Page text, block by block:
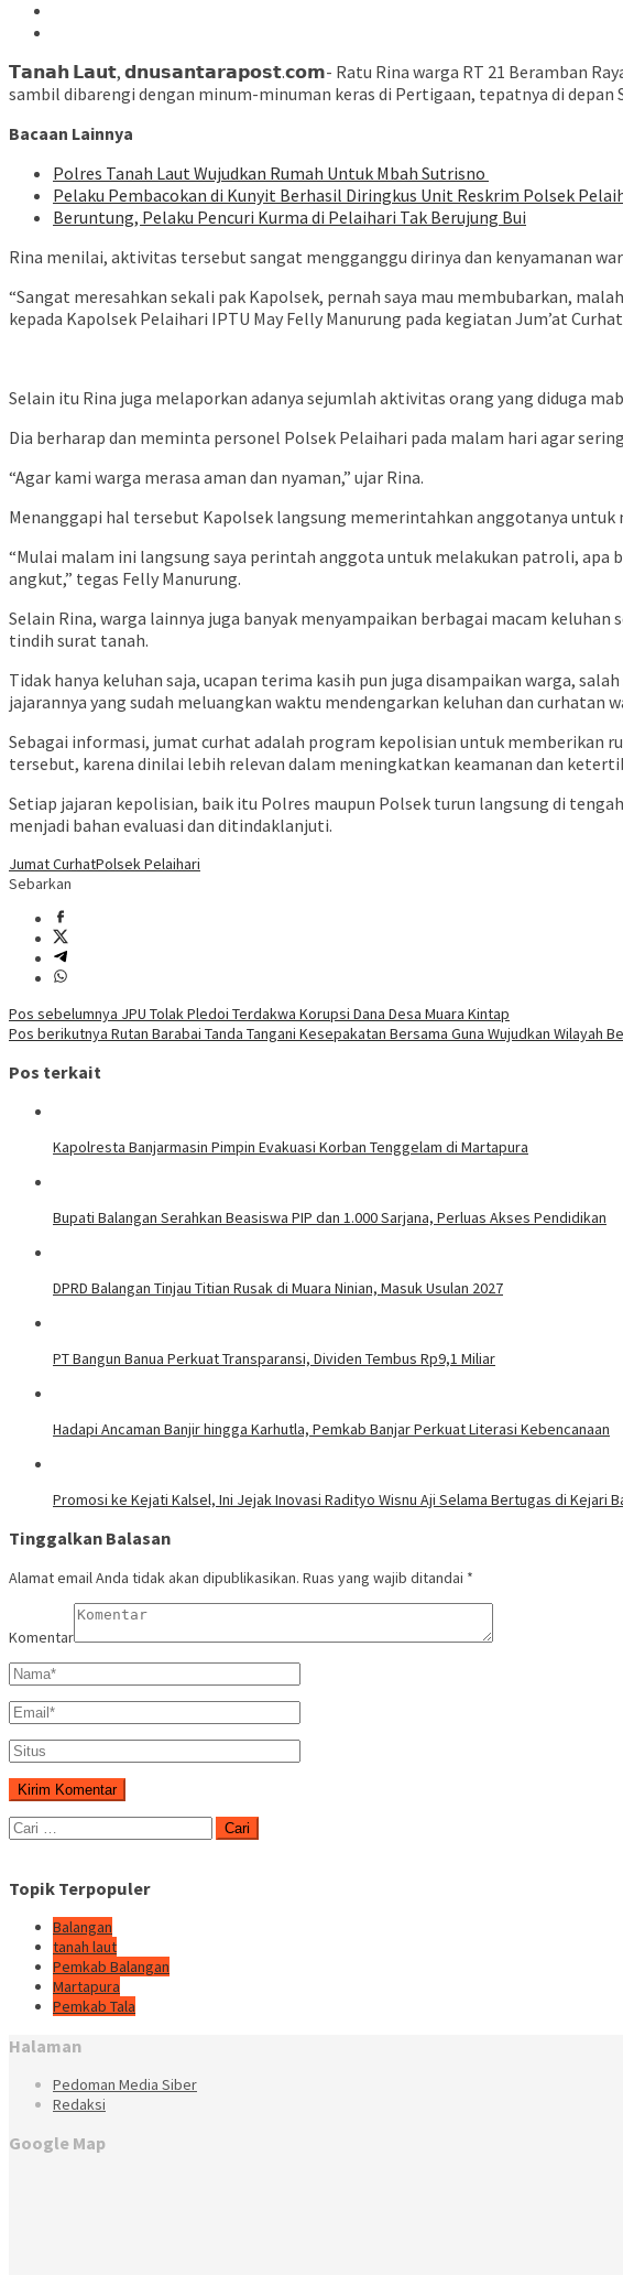
𝗧𝗮𝗻𝗮𝗵 𝗟𝗮𝘂𝘁, 𝗱𝗻𝘂𝘀𝗮𝗻𝘁𝗮𝗿𝗮𝗽𝗼𝘀𝘁.𝗰𝗼𝗺- Ratu Rina warga RT 21 Beramban Raya
sambil dibarengi dengan minum-minuman keras di Pertigaan, tepatnya di depan
Bacaan Lainnya
Polres Tanah Laut Wujudkan Rumah Untuk Mbah Sutrisno
Pelaku Pembacokan di Kunyit Berhasil Diringkus Unit Reskrim Polsek
Beruntung, Pelaku Pencuri Kurma di Pelaihari Tak Berujung Bui
Rina menilai, aktivitas tersebut sangat mengganggu dirinya dan kenyamanan
“Sangat meresahkan sekali pak Kapolsek, pernah saya mau membubarkan,
kepada Kapolsek Pelaihari IPTU May Felly Manurung pada kegiatan Jum’at
Selain itu Rina juga melaporkan adanya sejumlah aktivitas orang yang diduga
Dia berharap dan meminta personel Polsek Pelaihari pada malam hari agar
“Agar kami warga merasa aman dan nyaman,” ujar Rina.
Menanggapi hal tersebut Kapolsek langsung memerintahkan anggotanya
“Mulai malam ini langsung saya perintah anggota untuk melakukan patroli,
angkut,” tegas Felly Manurung.
Selain Rina, warga lainnya juga banyak menyampaikan berbagai macam
tindih surat tanah.
Tidak hanya keluhan saja, ucapan terima kasih pun juga disampaikan warga,
jajarannya yang sudah meluangkan waktu mendengarkan keluhan dan curhatan
Sebagai informasi, jumat curhat adalah program kepolisian untuk memberikan
tersebut, karena dinilai lebih relevan dalam meningkatkan keamanan dan
Setiap jajaran kepolisian, baik itu Polres maupun Polsek turun langsung di
menjadi bahan evaluasi dan ditindaklanjuti.
Jumat CurhatPolsek Pelaihari
Sebarkan
Navigasi
pos
Pos sebelumnya JPU Tolak Pledoi Terdakwa Korupsi Dana Desa Muara Kintap
Pos berikutnya Rutan Barabai Tanda Tangani Kesepakatan Bersama Guna Wujudkan Wilayah
Pos terkait
Kapolresta Banjarmasin Pimpin Evakuasi Korban Tenggelam di Martapura
Bupati Balangan Serahkan Beasiswa PIP dan 1.000 Sarjana, Perluas Akses Pendidikan
DPRD Balangan Tinjau Titian Rusak di Muara Ninian, Masuk Usulan 2027
PT Bangun Banua Perkuat Transparansi, Dividen Tembus Rp9,1 Miliar
Hadapi Ancaman Banjir hingga Karhutla, Pemkab Banjar Perkuat Literasi Kebencanaan
Promosi ke Kejati Kalsel, Ini Jejak Inovasi Radityo Wisnu Aji Selama Bertugas di Kejari
Tinggalkan Balasan
Alamat email Anda tidak akan dipublikasikan. Ruas yang wajib ditandai *
Komentar
Cari
untuk:
Topik Terpopuler
Balangan
tanah laut
Pemkab Balangan
Martapura
Pemkab Tala
Halaman
Pedoman Media Siber
Redaksi
Google Map